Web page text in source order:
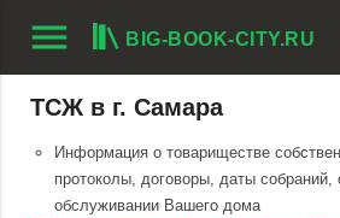
menu BIG-BOOK-CITY.RU
ТСЖ в г. Самара
Информация о товариществе
протоколы, договоры, даты собраний,
обслуживании Вашего дома